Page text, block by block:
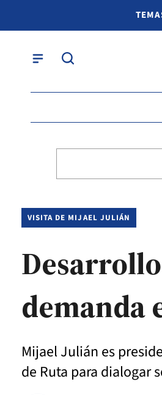
VISITA DE MIJAEL JULIÁN
demanda
Mijael Julián es
de Ruta para dialogar